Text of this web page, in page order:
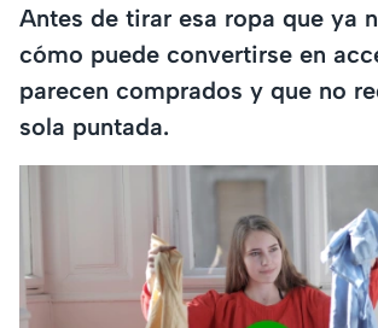
Antes de tirar esa ropa que ya
cómo puede convertirse en
parecen comprados y que no
sola puntada.